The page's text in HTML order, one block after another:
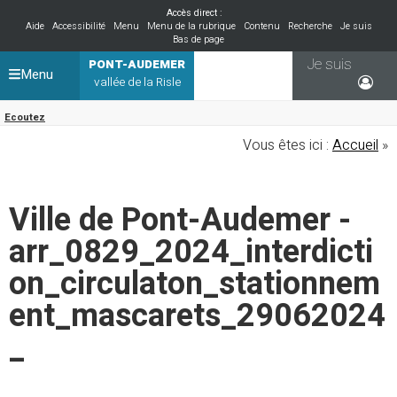
Accès direct :
Aide
Accessibilité Menu Menu de la rubrique Contenu Recherche
Je suis
Bas de page
PONT-AUDEMER
vallée de la Risle
Ecoutez
Je suis
Menu
Vous êtes ici : Accueil »
Ville de Pont-Audemer -
arr_0829_2024_interdicti
on_circulaton_stationnem
ent_mascarets_29062024
_